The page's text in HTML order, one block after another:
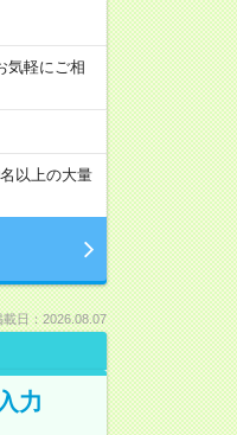
気軽にご相
以上の大量
載日：2026.08.07
力